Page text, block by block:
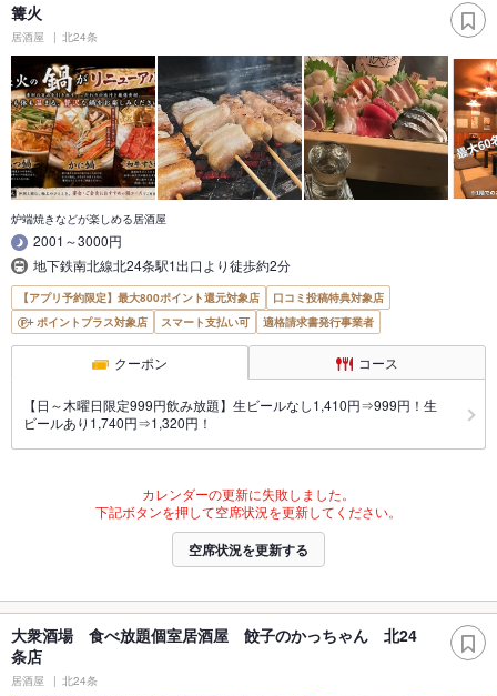
篝火
居酒屋 北24条
炉端焼きなどが楽しめる居酒屋
2001～3000円
地下鉄南北線北24条駅1出口より徒歩約2分
【アプリ予約限定】最大800ポイント還元対象店
口コミ投稿特典対象店
ポイントプラス対象店
スマート支払い可 適格請求書発行事業者
クーポン コース
【日～木曜日限定999円飲み放題】生ビールなし1,410円⇒999円！生
ビールあり1,740円⇒1,320円！
カレンダーの更新に失敗しました。
下記ボタンを押して空席状況を更新してください。
空席状況を更新する
大衆酒場 食べ放題個室居酒屋 餃子のかっちゃん 北24
条店
居酒屋 北24条